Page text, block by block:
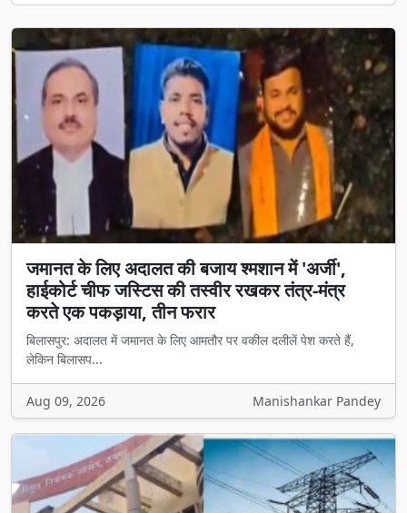
जमानत के लिए अदालत की बजाय श्मशान में 'अर्जी',
हाईकोर्ट चीफ जस्टिस की तस्वीर रखकर तंत्र-मंत्र
करते एक पकड़ाया, तीन फरार
बिलासपुर: अदालत में जमानत के लिए आमतौर पर वकील दलीलें पेश करते हैं,
लेकिन बिलासप...
Aug 09, 2026 Manishankar Pandey